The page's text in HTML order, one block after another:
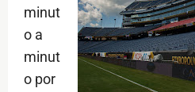
minut
o a
minut
o por